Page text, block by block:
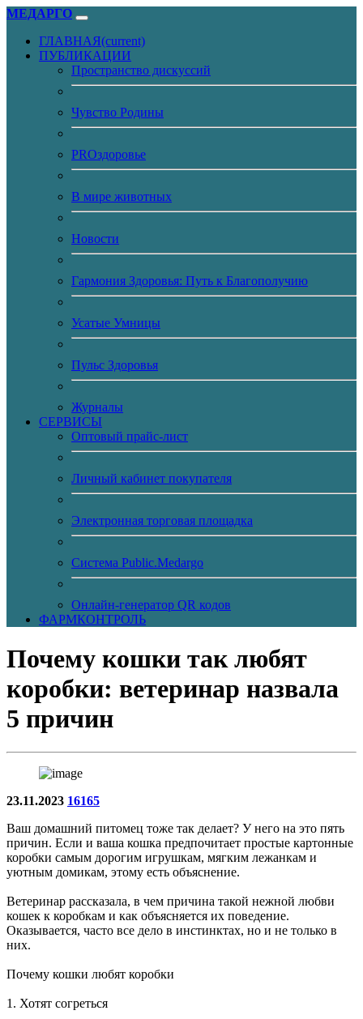
МЕДАРГО
ГЛАВНАЯ(current)
ПУБЛИКАЦИИ
Пространство дискуссий
Чувство Родины
PROздоровье
В мире животных
Новости
Гармония Здоровья: Путь к Благополучию
Усатые Умницы
Пульс Здоровья
Журналы
CЕРВИСЫ
Оптовый прайс-лист
Личный кабинет покупателя
Электронная торговая площадка
Система Public.Medargo
Онлайн-генератор QR кодов
ФАРМКОНТРОЛЬ
Почему кошки так любят
коробки: ветеринар назвала
5 причин
23.11.2023 16165
Ваш домашний питомец тоже так делает? У него на это пять
причин. Если и ваша кошка предпочитает простые картонные
коробки самым дорогим игрушкам, мягким лежанкам и
уютным домикам, этому есть объяснение.
Ветеринар рассказала, в чем причина такой нежной любви
кошек к коробкам и как объясняется их поведение.
Оказывается, часто все дело в инстинктах, но и не только в
них.
Почему кошки любят коробки
1. Хотят согреться